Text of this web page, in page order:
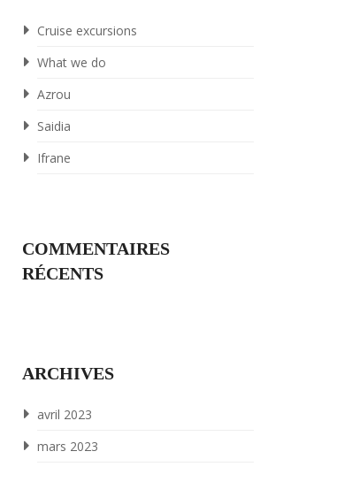
Cruise excursions
What we do
Azrou
Saidia
Ifrane
COMMENTAIRES
RÉCENTS
ARCHIVES
avril 2023
mars 2023